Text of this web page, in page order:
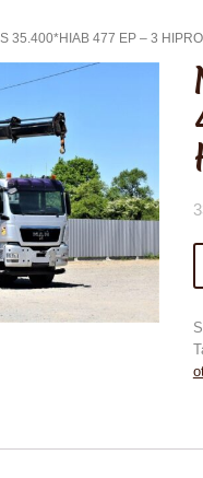
35.400*HIAB 477 EP – 3